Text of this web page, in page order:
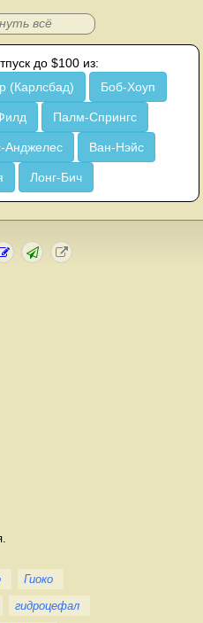
всё
до $100 из:
(Карлсбад) Боб-Хоуп
Палм-Спрингс
Анджелес Ван-Нэйс
Лонг-Бич
Гиоко
гидроцефал